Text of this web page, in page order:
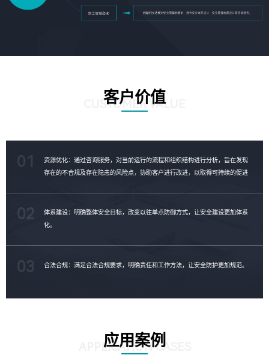
客户价值
CUSTOMER VALUE
资源优化：通过咨询服务，对当前运行的流程和组织结构进行分析，旨在发现
存在的不合规及存在隐患的风险点，协助客户进行改进，以取得可持续的促进
体系建设：明确整体安全目标，改变以往单点防御方式，让安全建设更加体系
化。
02
合法合规：满足合法合规要求，明确责任和工作方法，让安全防护更加规范。
03
应用案例
APPLICATION CASES